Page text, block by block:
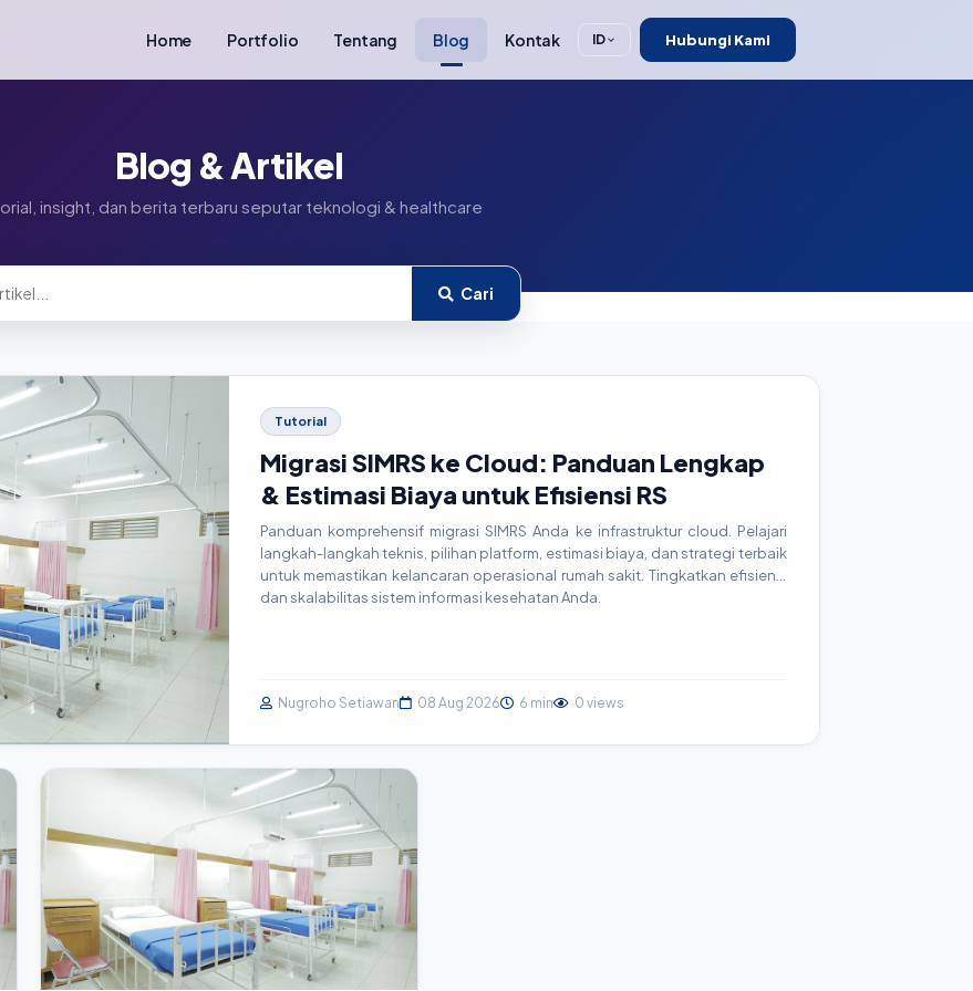
Home Portfolio Tentang Blog Kontak ID Hubungi Kami
Blog & Artikel
insight, dan berita terbaru seputar teknologi & healthcare
Cari
Tutorial
Migrasi SIMRS ke Cloud: Panduan Lengkap
& Estimasi Biaya untuk Efisiensi RS
Panduan komprehensif migrasi SIMRS Anda ke infrastruktur cloud. Pelajari
langkah-langkah teknis, pilihan platform, estimasi biaya, dan strategi terbaik
untuk memastikan kelancaran operasional rumah sakit. Tingkatkan efisiensi
dan skalabilitas sistem informasi kesehatan Anda.
Nugroho Setiawan 08 Aug 2026 6 min 0 views